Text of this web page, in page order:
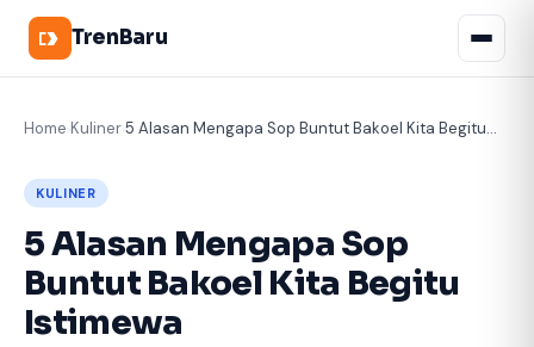
TrenBaru
Home Kuliner5 Alasan Mengapa Sop Buntut Bakoel Kita Begitu...
KULINER
5 Alasan Mengapa Sop
Buntut Bakoel Kita Begitu
Istimewa